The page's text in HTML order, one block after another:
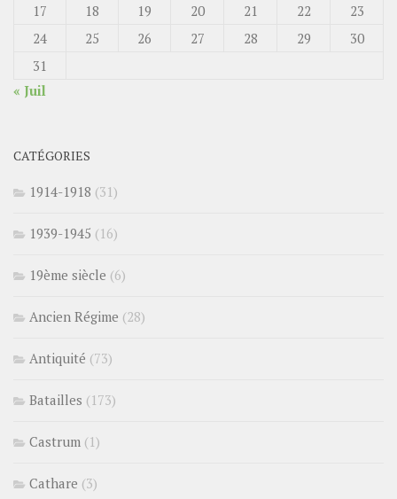
17
18 19 20 21 22
23
24
25 26 27 28 29
30
31
« Juil
CATÉGORIES
1914-1918 (31)
1939-1945 (16)
19ème siècle (6)
Ancien Régime (28)
Antiquité (73)
Batailles (173)
Castrum (1)
Cathare (3)